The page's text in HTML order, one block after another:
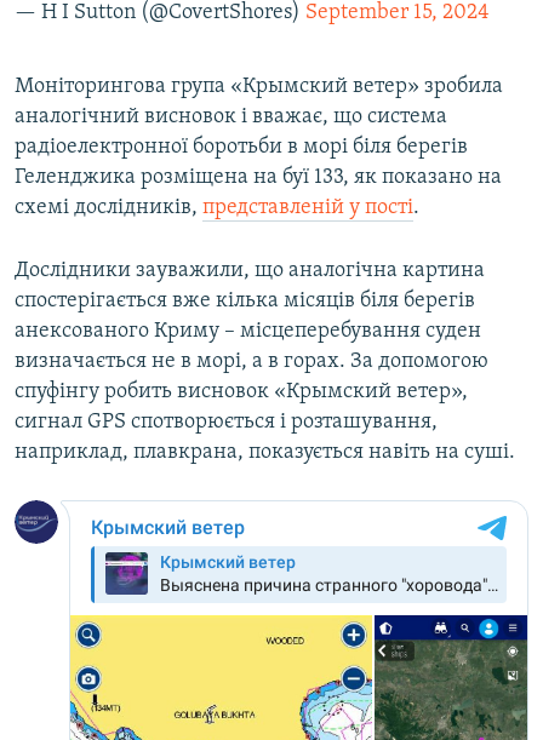
— H I Sutton (@CovertShores) September 15, 2024
Моніторингова група «Крымский ветер» зробила
аналогічний висновок і вважає, що система
радіоелектронної боротьби в морі біля берегів
Геленджика розміщена на буї 133, як показано на
схемі дослідників, представленій у пості.
Дослідники зауважили, що аналогічна картина
спостерігається вже кілька місяців біля берегів
анексованого Криму – місцеперебування суден
визначається не в морі, а в горах. За допомогою
спуфінгу робить висновок «Крымский ветер»,
сигнал GPS спотворюється і розташування,
наприклад, плавкрана, показується навіть на суші.